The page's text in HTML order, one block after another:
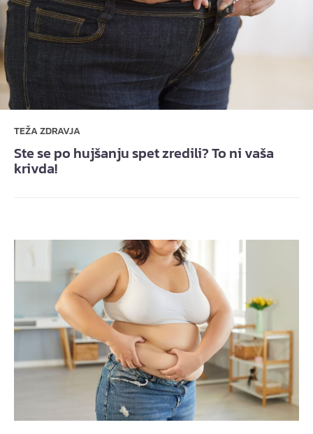
TEŽA ZDRAVJA
Ste se po hujšanju spet zredili? To ni vaša
krivda!